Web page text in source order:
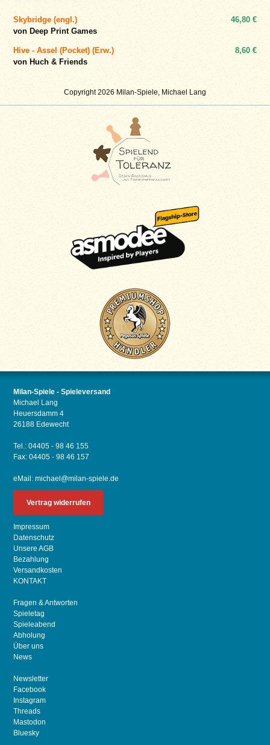
Copyright 2026 Milan-Spiele, Michael Lang
Skybridge (engl.)
von Deep Print Games
46,80 €
Hive - Assel (Pocket) (Erw.)
von Huch & Friends
8,60 €
Milan-Spiele - Spieleversand
Michael Lang
Heuersdamm 4
26188 Edewecht
Tel.: 04405 - 98 46 155
Fax: 04405 - 98 46 157
eMail:michael@milan-spiele.de
Vertrag widerrufen
Impressum
Datenschutz
Unsere AGB
Bezahlung
Versandkosten
KONTAKT
Fragen & Antworten
Spieletag
Spieleabend
Abholung
Über uns
News
Newsletter
Facebook
Instagram
Threads
Mastodon
Bluesky